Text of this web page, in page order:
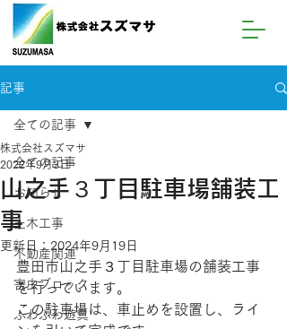
記事
全ての記事
お知らせ
土木工事
不動産関連
害虫ブロック
ふわふわ遊具
全ての記事
山之手３丁目駐車場舗装工
事
株式会社スズマサ
2022年9月3日
更新日： 2024年9月19日
豊田市山之手３丁目駐車場の舗装工事
を行っています。
この駐車場は、車止めを設置し、ライ